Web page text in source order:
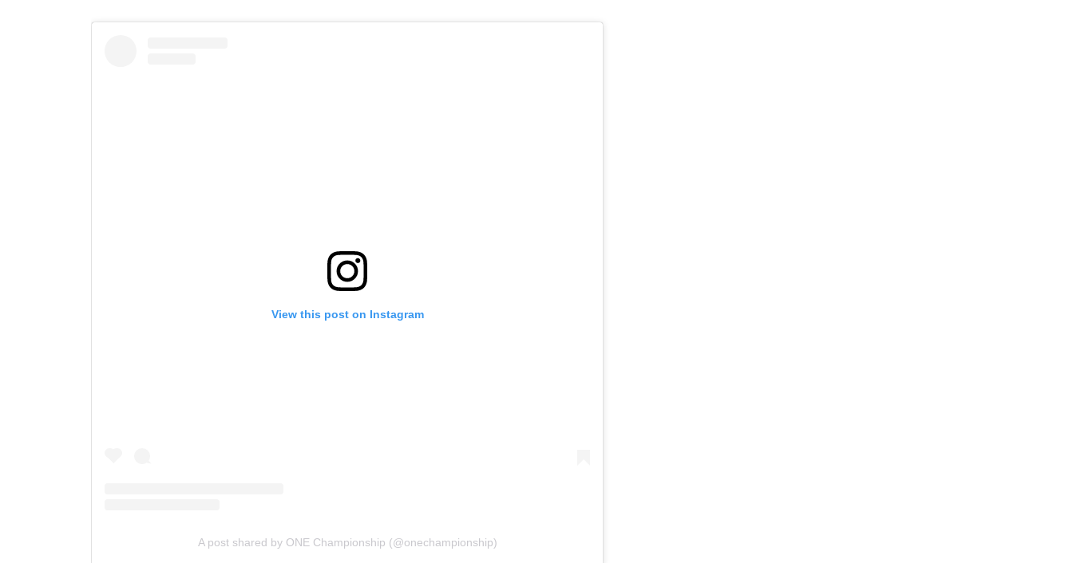
View this post on Instagram
A post shared by ONE Championship (@onechampionship)